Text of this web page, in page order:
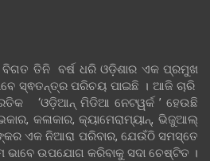
ବିଗତ ତିନି ବର୍ଷ ଧରି ଓଡ଼ିଶାର ଏକ ପ୍ରମୁଖ
ସ୍ଵତନ୍ତ୍ର ପରିଚୟ ପାଇଛି । ଆଜି ଚାରି
‘ଓଡ଼ିଆନ୍‍ ମିଡିଆ ନେଟୱର୍କ ’ ହେଉଛି
କଳାକାର, କ୍ୟାମେରାମ୍ୟାନ୍, ଭିଜୁଆଲ୍
ଏକ ନିଆରା ପରିବାର, ଯେଉଁଠି ସମସ୍ତେ
ଉପଯୋଗ କରିବାକୁ ସଦା ଚେଷ୍ଟିତ ।